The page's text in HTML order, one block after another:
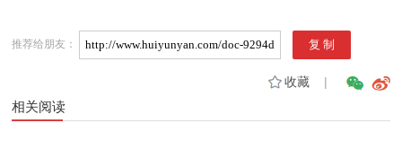
推荐给朋友：
收藏|
相关阅读